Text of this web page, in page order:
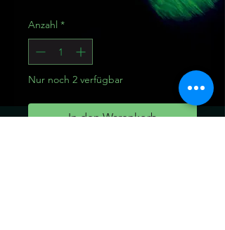
Anzahl *
Nur noch 2 verfügbar
In den Warenkorb